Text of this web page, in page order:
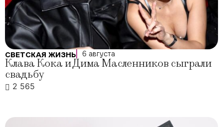
СВЕТСКАЯ ЖИЗНЬ 6 августа
Клава Кока и Дима Масленников сыграли
свадьбу
2 565